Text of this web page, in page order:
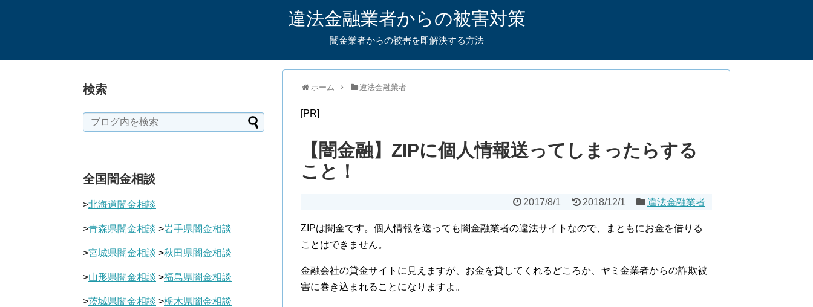
違法金融業者からの被害対策
闇金業者からの被害を即解決する方法
ホーム 違法金融業者
[PR]
【闇金融】ZIPに個人情報送ってしまったらする
こと！
2017/8/1 2018/12/1 違法金融業者
ZIPは闇金です。個人情報を送っても闇金融業者の違法サイトなので、まともにお金を借りる
ことはできません。
金融会社の貸金サイトに見えますが、お金を貸してくれるどころか、ヤミ金業者からの詐欺被
害に巻き込まれることになりますよ。
検索
全国闇金相談
>北海道闇金相談
>青森県闇金相談 >岩手県闇金相談
>宮城県闇金相談 >秋田県闇金相談
>山形県闇金相談 >福島県闇金相談
>茨城県闇金相談 >栃木県闇金相談